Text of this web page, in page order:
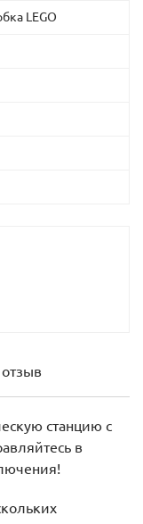
LEGO
станцию с
в